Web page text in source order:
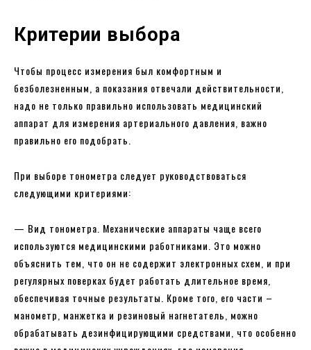
Критерии выбора
Чтобы процесс измерения был комфортным и
безболезненным, а показания отвечали действительности,
надо не только правильно использовать медицинский
аппарат для измерения артериального давления, важно
правильно его подобрать.
При выборе тонометра следует руководствоваться
следующими критериями:
— Вид тонометра. Механические аппараты чаще всего
используются медицинскими работниками. Это можно
объяснить тем, что он не содержит электронных схем, и при
регулярных поверках будет работать длительное время,
обеспечивая точные результаты. Кроме того, его части –
манометр, манжетка и резиновый нагнетатель, можно
обрабатывать дезинфицирующими средствами, что особенно